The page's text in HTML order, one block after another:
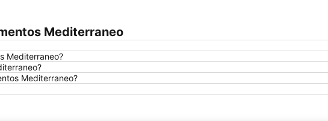
Mediterraneo
Mediterraneo?
Mediterraneo?